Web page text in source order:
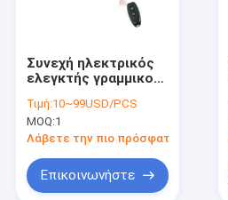
Συνεχή ηλεκτρικός
ελεγκτής γραμμικού
λειτουργία
ασφάλειας
Τιμή:10~99USD/PCS
MOQ:1
Λάβετε την πιο πρόσφατη τιμή
Επικοινωνήστε